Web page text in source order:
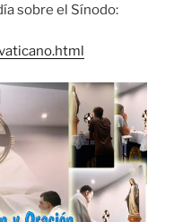
sobre el Sínodo: